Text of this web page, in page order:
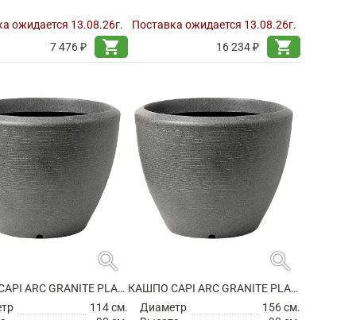
ожидается 13.08.26г.
7 476 ₽
shopping_cart
Поставка ожидается 13.08.26г.
16 234 ₽
shopping_cart
search
КАШПО CAPI ARC GRANITE PLANTER BALL ANTHRACITE
114 см.
search
КАШПО CAPI ARC GRANITE PLANTER BALL ANTHRACITE
Диаметр
156 см.